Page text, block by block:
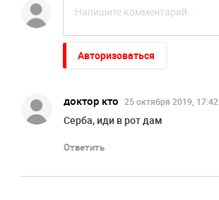
Авторизоваться
доктор кто 25 октября 2019, 17:42
Серба, иди в рот дам
Ответить